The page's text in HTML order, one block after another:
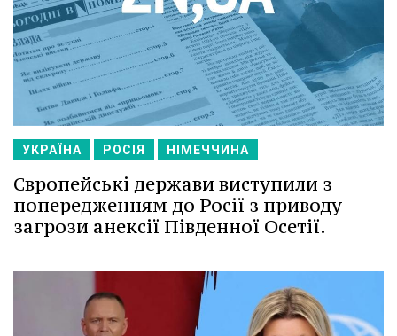
УКРАЇНА РОСІЯ НІМЕЧЧИНА
Європейські держави виступили з
попередженням до Росії з приводу
загрози анексії Південної Осетії.